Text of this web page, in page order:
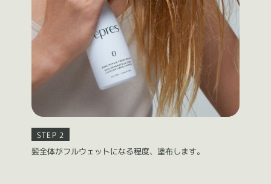
STEP 2
髪全体がフルウェットになる程度、塗布します。